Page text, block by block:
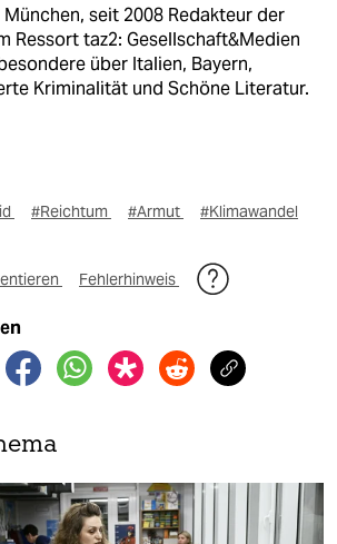
seit 2008 Redakteur der
Ressort taz2: Gesellschaft&Medien
über Italien, Bayern,
Kriminalität und Schöne Literatur.
#Reichtum #Armut #Klimawandel
Fehlerhinweis